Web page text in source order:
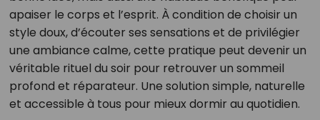
apaiser le corps et l’esprit. À condition de choisir un
style doux, d’écouter ses sensations et de privilégier
une ambiance calme, cette pratique peut devenir un
véritable rituel du soir pour retrouver un sommeil
profond et réparateur. Une solution simple, naturelle
et accessible à tous pour mieux dormir au quotidien.